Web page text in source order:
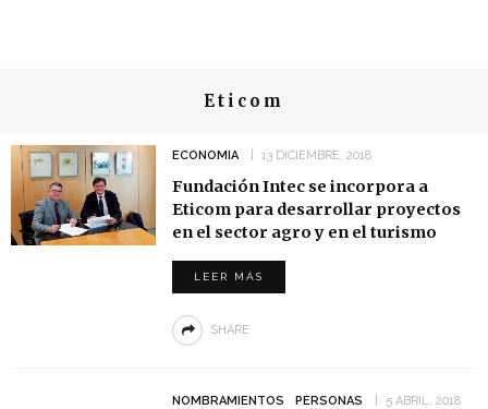
Eticom
ECONOMIA 13 DICIEMBRE, 2018
Fundación Intec se incorpora a
Eticom para desarrollar proyectos
en el sector agro y en el turismo
LEER MÁS
SHARE
NOMBRAMIENTOS PERSONAS 5 ABRIL, 2018